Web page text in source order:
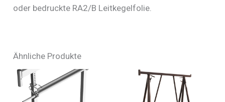
oder bedruckte RA2/B Leitkegelfolie.
Ähnliche Produkte